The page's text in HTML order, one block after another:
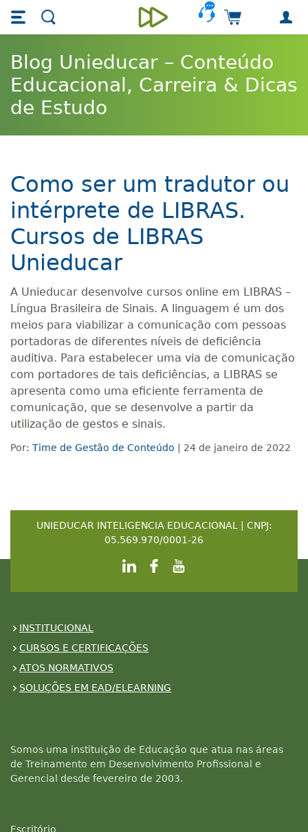
Skip main navigation
Skip to main content
Unieducar
Carrinho de
Blog Unieducar – Conteúdo
Educacional, Carreira & Dicas
de Estudo
Como ser um tradutor ou
intérprete de LIBRAS.
Cursos de LIBRAS
Unieducar
A Unieducar desenvolve cursos online em LIBRAS –
Língua Brasileira de Sinais. A linguagem é um dos
meios para viabilizar a comunicação com pessoas
portadoras de diferentes níveis de deficiência
auditiva. Para estabelecer uma via de comunicação
com portadores de tais deficiências, a LIBRAS se
apresenta como uma eficiente ferramenta de
comunicação, que se desenvolve a partir da
utilização de gestos e sinais.
Por: Time de Gestão de Conteúdo | 24 de janeiro de 2022
UNIEDUCAR INTELIGENCIA EDUCACIONAL | CNPJ:
05.569.970/0001-26
INSTITUCIONAL
CURSOS E CERTIFICAÇÕES
ATOS NORMATIVOS
SOLUÇÕES EM EAD/ELEARNING
Somos uma instituição de Educação que atua nas áreas
de Treinamento em Desenvolvimento Profissional e
Gerencial desde fevereiro de 2003.
Escritório